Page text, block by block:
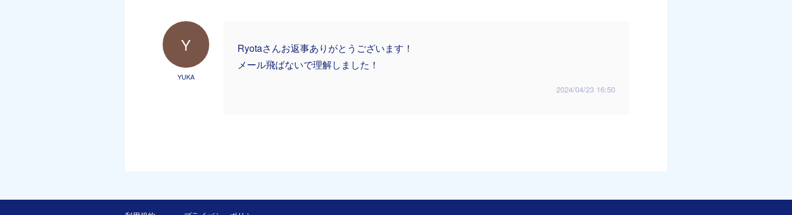
Y
YUKA
Ryotaさんお返事ありがとうございます！
メール飛ばないで理解しました！
2024/04/23 16:50